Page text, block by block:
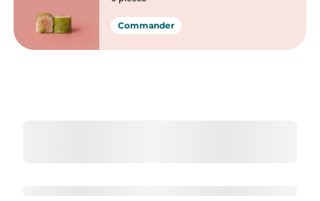
Commander